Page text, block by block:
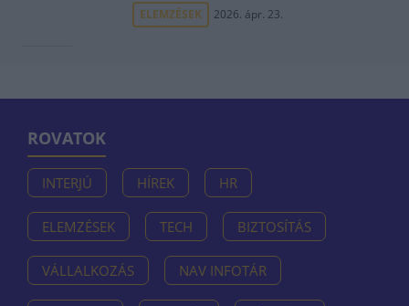
ELEMZÉSEK 2026. ápr. 23.
ROVATOK
INTERJÚ HÍREK HR
ELEMZÉSEK TECH BIZTOSÍTÁS
VÁLLALKOZÁS NAV INFOTÁR